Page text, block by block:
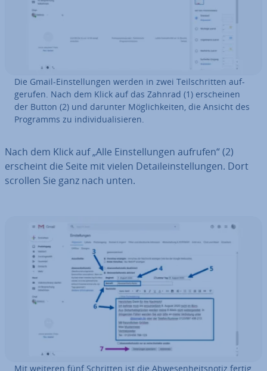
Die Gmail-Ein­stel­lun­gen werden in zwei Teil­schrit­ten auf­
ge­ru­fen. Nach dem Klick auf das Zahnrad (1) er­schei­nen
der Button (2) und darunter Mög­lich­kei­ten, die Ansicht des
Programms zu in­di­vi­dua­li­sie­ren.
Nach dem Klick auf „Alle Ein­stel­lun­gen aufrufen“ (2)
erscheint die Seite mit vielen De­tail­ein­stel­lun­gen. Dort
scrollen Sie ganz nach unten.
Mit weiteren fünf Schritten ist die Ab­we­sen­heits­no­tiz fertig